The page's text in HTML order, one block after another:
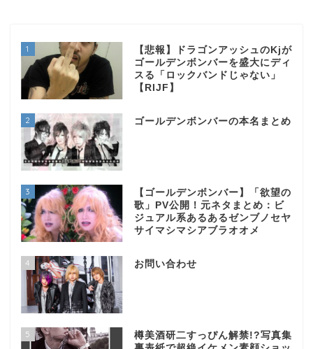
1
【悲報】ドラゴンアッシュのKjが
ゴールデンボンバーを盛大にディ
スる「ロックバンドじゃない」
【RIJF】
2 ゴールデンボンバーの本名まとめ
3
【ゴールデンボンバー】「欲望の
歌」PV公開！元ネタまとめ：ビ
ジュアル系あるあるゼンブノセヤ
サイマシマシアブラオオメ
4 お問い合わせ
5
樽美酒研二すっぴん解禁!?写真集